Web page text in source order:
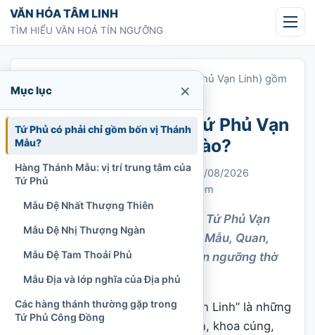
Chuyển tới nội dung
VĂN HÓA TÂM LINH
TÌM HIỂU VĂN HOÁ TÍN NGƯỠNG
Tứ Phủ Công Đồng (Tứ Phủ Vạn Linh) gồm
những vị nào?
Tứ Phủ Công Đồng (Tứ Phủ Vạn
Linh) gồm những vị nào?
Chi Tran 27/03/2021Cập nhật: 09/08/2026
1.566 lượt xem
Tứ Phủ Công Đồng – Hệ thống Tứ Phủ Vạn
Linh: Tứ bốn phủ và các hàng Mẫu, Quan,
Chầu, Hoàng, Cô, Cậu trong tín ngưỡng thờ
Mẫu Việt.
“Tứ Phủ Công Đồng”, “Tứ Phủ Vạn Linh” là những
cụm từ quen thuộc trong lời khấn, khoa cúng,
Mục lục ×
Tứ Phủ có phải chỉ gồm bốn vị Thánh
Mẫu?
Hàng Thánh Mẫu: vị trí trung tâm của
Tứ Phủ
Mẫu Đệ Nhất Thượng Thiên
Mẫu Đệ Nhị Thượng Ngàn
Mẫu Đệ Tam Thoải Phủ
Mẫu Địa và lớp nghĩa của Địa phủ
Các hàng thánh thường gặp trong
Tứ Phủ Công Đồng